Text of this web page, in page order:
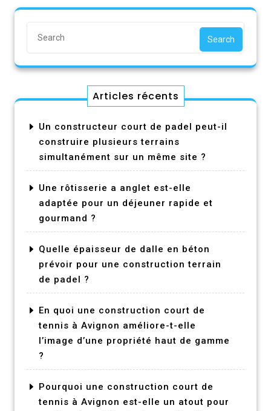
Search
Articles récents
Un constructeur court de padel peut-il
construire plusieurs terrains
simultanément sur un même site ?
Une rôtisserie a anglet est-elle
adaptée pour un déjeuner rapide et
gourmand ?
Quelle épaisseur de dalle en béton
prévoir pour une construction terrain
de padel ?
En quoi une construction court de
tennis à Avignon améliore-t-elle
l’image d’une propriété haut de gamme
?
Pourquoi une construction court de
tennis à Avignon est-elle un atout pour